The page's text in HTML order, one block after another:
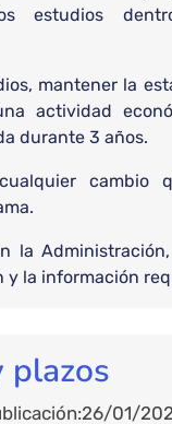
estudios
mantener la
actividad
durante 3 años.
cambio
la
y la información
plazos
26/01/